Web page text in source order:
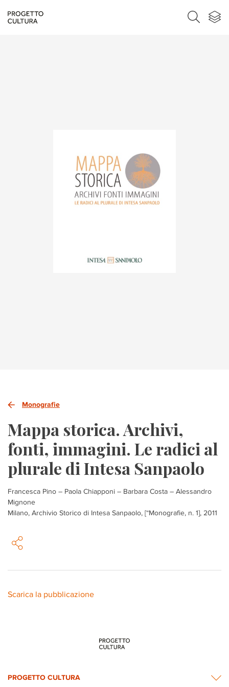
Monografie
Mappa storica. Archivi,
fonti, immagini. Le radici al
plurale di Intesa Sanpaolo
Francesca Pino – Paola Chiapponi – Barbara Costa – Alessandro
Mignone
Milano, Archivio Storico di Intesa Sanpaolo, [“Monografie, n. 1], 2011
Scarica la pubblicazione
PROGETTO CULTURA